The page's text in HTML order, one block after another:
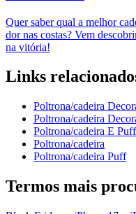
Quer saber qual a melhor
dor nas costas? Vem
na vitória!
Links
Poltrona/cadeira
Poltrona/cadeira
Poltrona/cadeira E Puff
Poltrona/cadeira
Poltrona/cadeira Puff
Termos mais